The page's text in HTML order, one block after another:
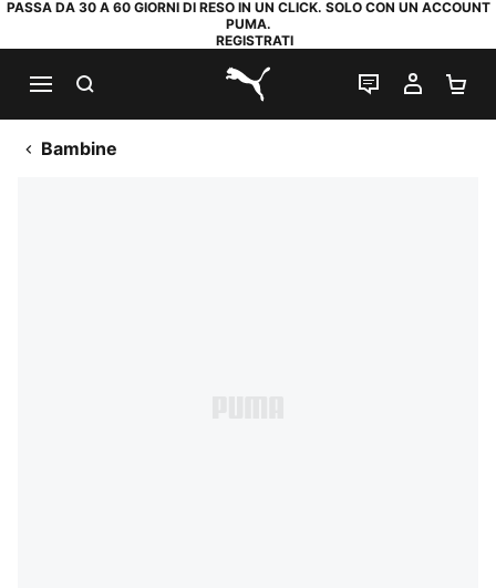
PASSA DA 30 A 60 GIORNI DI RESO IN UN CLICK. SOLO CON UN ACCOUNT
PUMA.
REGISTRATI
PUMA.com
CHAT IL MIO
Bambine